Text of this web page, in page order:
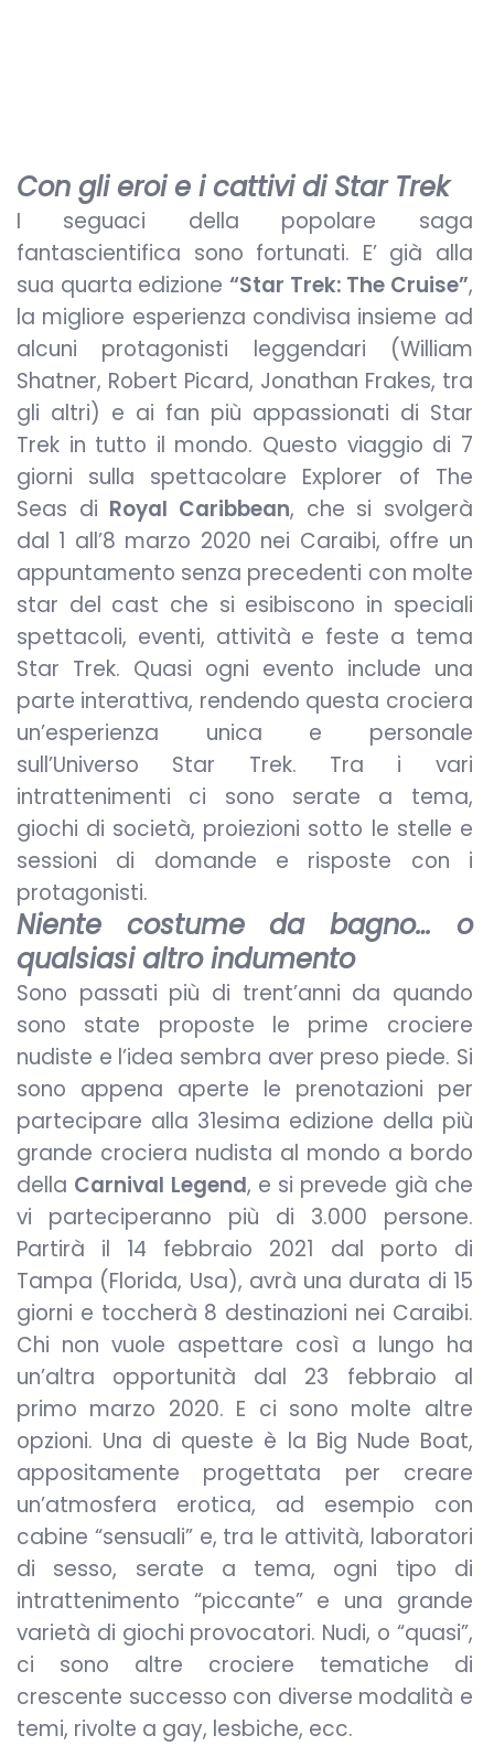
Con gli eroi e i cattivi di Star Trek
I seguaci della popolare saga
fantascientifica sono fortunati. E’ già alla
sua quarta edizione “Star Trek: The Cruise”,
la migliore esperienza condivisa insieme ad
alcuni protagonisti leggendari (William
Shatner, Robert Picard, Jonathan Frakes, tra
gli altri) e ai fan più appassionati di Star
Trek in tutto il mondo. Questo viaggio di 7
giorni sulla spettacolare Explorer of The
Seas di Royal Caribbean, che si svolgerà
dal 1 all’8 marzo 2020 nei Caraibi, offre un
appuntamento senza precedenti con molte
star del cast che si esibiscono in speciali
spettacoli, eventi, attività e feste a tema
Star Trek. Quasi ogni evento include una
parte interattiva, rendendo questa crociera
un’esperienza unica e personale
sull’Universo Star Trek. Tra i vari
intrattenimenti ci sono serate a tema,
giochi di società, proiezioni sotto le stelle e
sessioni di domande e risposte con i
protagonisti.
Niente costume da bagno… o
qualsiasi altro indumento
Sono passati più di trent’anni da quando
sono state proposte le prime crociere
nudiste e l’idea sembra aver preso piede. Si
sono appena aperte le prenotazioni per
partecipare alla 31esima edizione della più
grande crociera nudista al mondo a bordo
della Carnival Legend, e si prevede già che
vi parteciperanno più di 3.000 persone.
Partirà il 14 febbraio 2021 dal porto di
Tampa (Florida, Usa), avrà una durata di 15
giorni e toccherà 8 destinazioni nei Caraibi.
Chi non vuole aspettare così a lungo ha
un’altra opportunità dal 23 febbraio al
primo marzo 2020. E ci sono molte altre
opzioni. Una di queste è la Big Nude Boat,
appositamente progettata per creare
un’atmosfera erotica, ad esempio con
cabine “sensuali” e, tra le attività, laboratori
di sesso, serate a tema, ogni tipo di
intrattenimento “piccante” e una grande
varietà di giochi provocatori. Nudi, o “quasi”,
ci sono altre crociere tematiche di
crescente successo con diverse modalità e
temi, rivolte a gay, lesbiche, ecc.